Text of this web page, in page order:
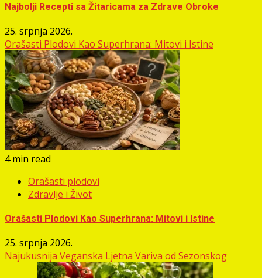
Najbolji Recepti sa Žitaricama za Zdrave Obroke
25. srpnja 2026.
Orašasti Plodovi Kao Superhrana: Mitovi i Istine
4 min read
Orašasti plodovi
Zdravlje i Život
Orašasti Plodovi Kao Superhrana: Mitovi i Istine
25. srpnja 2026.
Najukusnija Veganska Ljetna Variva od Sezonskog